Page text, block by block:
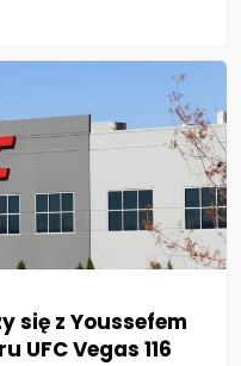
się z Youssefem
UFC Vegas 116